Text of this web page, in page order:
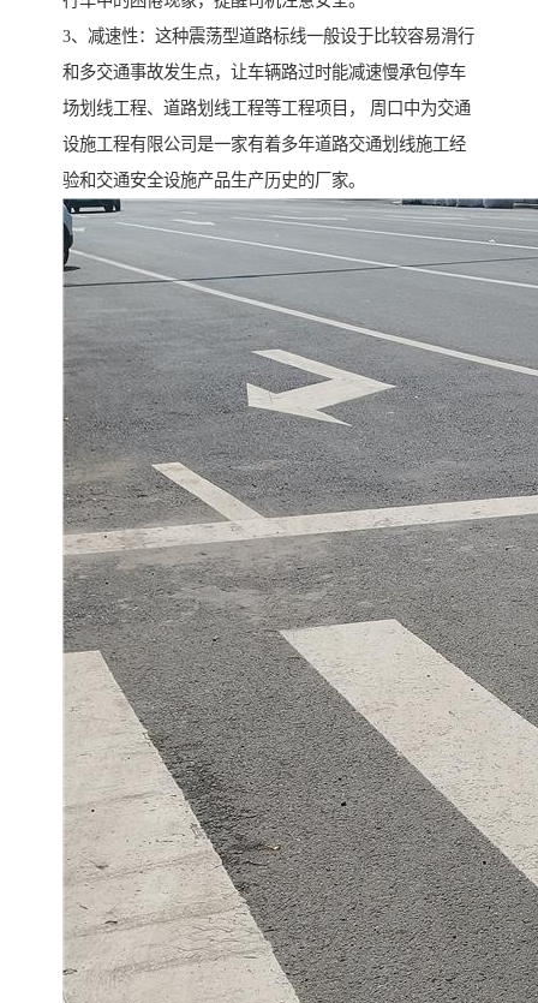
3、减速性：这种震荡型道路标线一般设于比较容易滑行
和多交通事故发生点，让车辆路过时能减速慢承包停车
场划线工程、道路划线工程等工程项目， 周口中为交通
设施工程有限公司是一家有着多年道路交通划线施工经
验和交通安全设施产品生产历史的厂家。